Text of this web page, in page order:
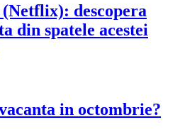
descopera
din spatele acestei
in octombrie?